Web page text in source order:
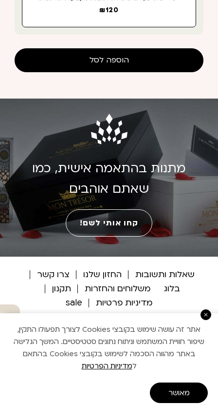
₪120
הוספה לסל
מתנות בהתאמה אישית, כמו
שאתם אוהבים
קחו אותי לשם!
שאלות ותשובות החזון שלנו
צרו קשר
בלוג
משלוחים והחזרות
תקנון
מדיניות פרטיות
sale
מוזי עיצוב אתרים
אתר זה עושה שימוש בקובצי Cookies לצורך תפעולו התקין,
שיפור חוויית המשתמש וניתוח נתונים סטטיסטיים. המשך הגלישה
באתר מהווה הסכמה לשימוש בקובצי Cookies בהתאם
למדיניות הפרטיות
מאושר